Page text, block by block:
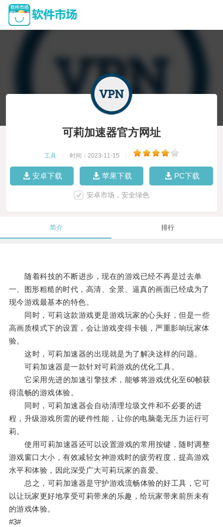
可莉加速器官方网址
工具 时间：2023-11-15
安卓下载 苹果下载 PC下载
安卓市场，安全绿色
简介 排行
随着科技的不断进步，现在的游戏已经不再是过去单
一、图形粗糙的时代，高清、全景、逼真的画面已经成为了
现今游戏最基本的特色。
同时，可莉这款游戏更是游戏玩家的心头好，但是一些
高画质模式下的设置，会让游戏变得卡顿，严重影响玩家体
验。
这时，可莉加速器的出现就是为了解决这样的问题。
可莉加速器是一款针对可莉游戏的优化工具。
它采用先进的加速引擎技术，能够将游戏优化至60帧获
得流畅的游戏体验。
同时，可莉加速器会自动清理垃圾文件和不必要的进
程，升级游戏所需的硬件性能，让你的电脑毫无压力运行可
莉。
使用可莉加速器还可以设置游戏的常用按键，随时调整
游戏窗口大小，有效减轻女神游戏时的疲劳程度，提高游戏
水平和体验，因此深受广大可莉玩家的喜爱。
总之，可莉加速器是守护游戏流畅体验的好工具，它可
以让玩家更好地享受可莉带来的乐趣，给玩家带来前所未有
的游戏体验。
#3#